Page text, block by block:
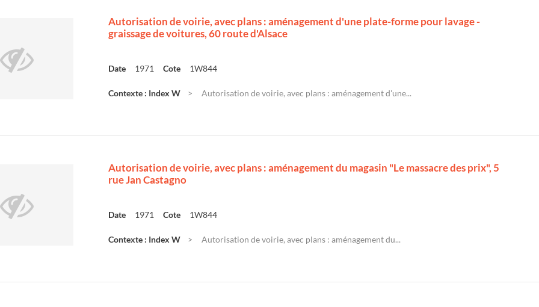
Autorisation de voirie, avec plans : aménagement d'une plate-forme pour lavage -
graissage de voitures, 60 route d'Alsace
Date 1971 Cote 1W844
Contexte : Index W Autorisation de voirie, avec plans : aménagement d'une...
Autorisation de voirie, avec plans : aménagement du magasin "Le massacre des prix", 5
rue Jan Castagno
Date 1971 Cote 1W844
Contexte : Index W Autorisation de voirie, avec plans : aménagement du...